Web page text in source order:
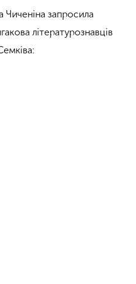
Чиченіна запросила
літературознавців